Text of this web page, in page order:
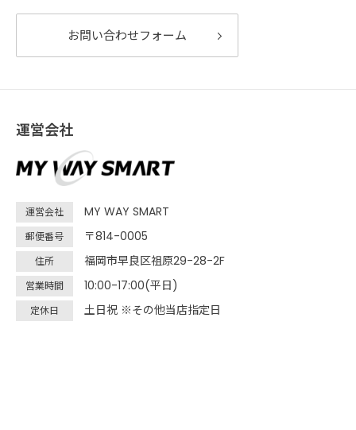
お問い合わせフォーム
運営会社
運営会社 MY WAY SMART
郵便番号 〒814-0005
住所 福岡市早良区祖原29-28-2F
営業時間 10:00-17:00(平日)
定休日 土日祝 ※その他当店指定日